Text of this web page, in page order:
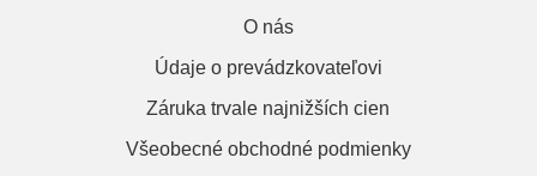
O nás
Údaje o prevádzkovateľovi
Záruka trvale najnižších cien
Všeobecné obchodné podmienky